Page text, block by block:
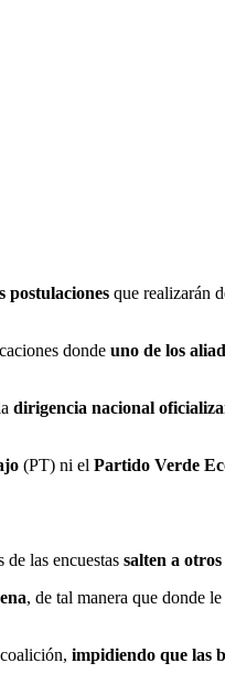
postulaciones que realizarán
donde uno de los
dirigencia nacional
(PT) ni el Partido Verde
las encuestas salten a otros
, de tal manera que donde
impidiendo que las